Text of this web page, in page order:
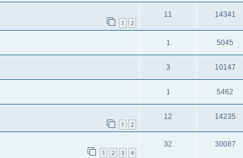
1 2
11 14341
1 5045
3 10147
1 5462
1 2
12 14235
1 2 3 4
32 30087